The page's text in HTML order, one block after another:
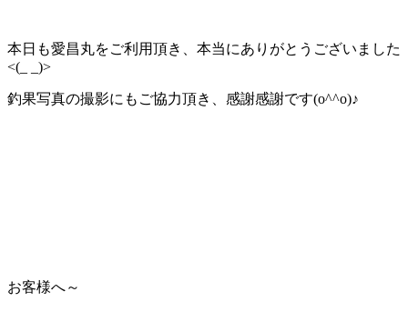
本日も愛昌丸をご利用頂き、本当にありがとうございました
<(_ _)>
釣果写真の撮影にもご協力頂き、感謝感謝です(o^^o)♪
お客様へ～